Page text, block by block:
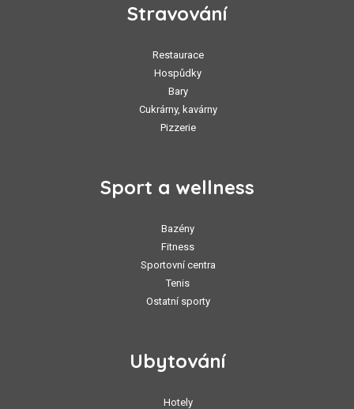
Stravování
Restaurace
Hospůdky
Bary
Cukrárny, kavárny
Pizzerie
Sport a wellness
Bazény
Fitness
Sportovní centra
Tenis
Ostatní sporty
Ubytování
Hotely